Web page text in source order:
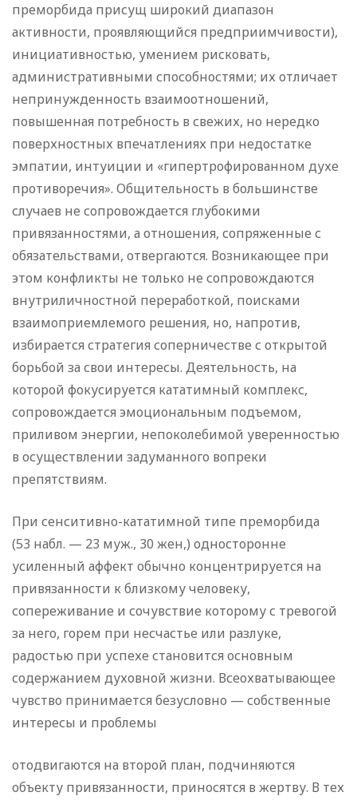
преморбида присущ широкий диапазон
активности, проявляющийся предприимчивости),
инициативностью, умением рисковать,
административными способностями; их отличает
непринужденность взаимоотношений,
повышенная потребность в свежих, но нередко
поверхностных впечатлениях при недостатке
эмпатии, интуиции и «гипертрофированном духе
противоречия». Общительность в большинстве
случаев не сопровождается глубокими
привязанностями, а отношения, сопряженные с
обязательствами, отвергаются. Возникающее при
этом конфликты не только не сопровождаются
внутриличностной переработкой, поисками
взаимоприемлемого решения, но, напротив,
избирается стратегия соперничестве с открытой
борьбой за свои интересы. Деятельность, на
которой фокусируется кататимный комплекс,
сопровождается эмоциональным подъемом,
приливом энергии, непоколебимой уверенностью
в осуществлении задуманного вопреки
препятствиям.
При сенситивно-кататимной типе преморбида
(53 набл. — 23 муж., 30 жен,) односторонне
усиленный аффект обычно концентрируется на
привязанности к близкому человеку,
сопереживание и сочувствие которому с тревогой
за него, горем при несчастье или разлуке,
радостью при успехе становится основным
содержанием духовной жизни. Всеохватывающее
чувство принимается безусловно — собственные
интересы и проблемы
отодвигаются на второй план, подчиняются
объекту привязанности, приносятся в жертву. В тех